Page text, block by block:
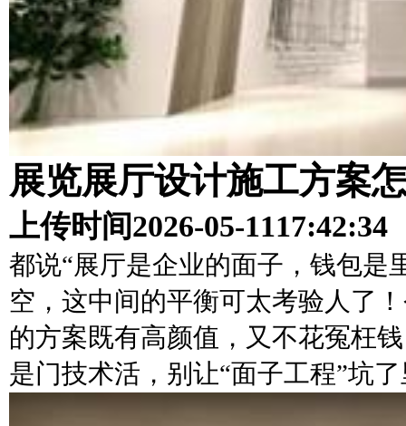
展览展厅设计施工方案
上传时间2026-05-1117:42:34
都说“展厅是企业的面子，钱包是
空，这中间的平衡可太考验人了
的方案既有高颜值，又不花冤枉
是门技术活，别让“面子工程”坑